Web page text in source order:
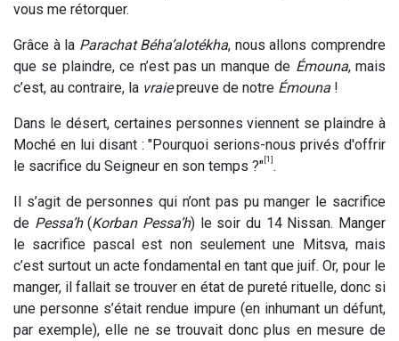
vous me rétorquer.
Grâce à la Parachat Béha’alotékha, nous allons comprendre
que se plaindre, ce n’est pas un manque de Émouna, mais
c’est, au contraire, la vraiepreuve de notre Émouna !
Dans le désert, certaines personnes viennent se plaindre à
Moché en lui disant : "Pourquoi serions-nous privés d'offrir
le sacrifice du Seigneur en son temps ?" [1] .
Il s’agit de personnes qui n’ont pas pu manger le sacrifice
de Pessa’h(Korban Pessa’h) le soir du 14 Nissan. Manger
le sacrifice pascal est non seulement une Mitsva, mais
c’est surtout un acte fondamental en tant que juif. Or, pour le
manger, il fallait se trouver en état de pureté rituelle, donc si
une personne s’était rendue impure (en inhumant un défunt,
par exemple), elle ne se trouvait donc plus en mesure de